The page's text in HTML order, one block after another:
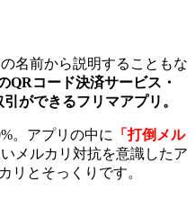
名前から説明することもな
QRコード決済サービス・
ができるフリマアプリ。
。アプリの中に
「打倒メル
メルカリ対抗を意識したア
リとそっくりです。